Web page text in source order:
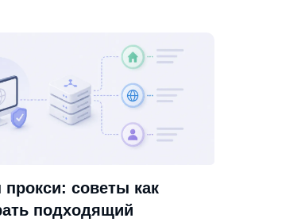
советы как
подходящий